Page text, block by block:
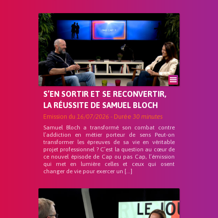
S’EN SORTIR ET SE RECONVERTIR,
LA RÉUSSITE DE SAMUEL BLOCH
Emission du 16/07/2026 - Durée 30 minutes
Samuel Bloch a transformé son combat contre
l’addiction en métier porteur de sens Peut-on
transformer les épreuves de sa vie en véritable
projet professionnel ? C’est la question au cœur de
ce nouvel épisode de Cap ou pas Cap, l’émission
qui met en lumière celles et ceux qui osent
changer de vie pour exercer un […]